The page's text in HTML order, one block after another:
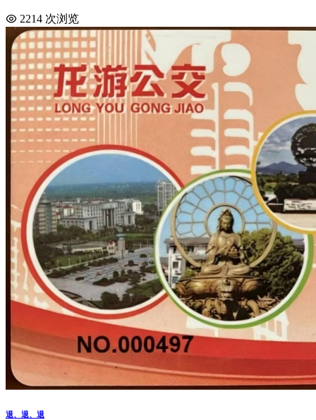
2214 次浏览
退、退、退